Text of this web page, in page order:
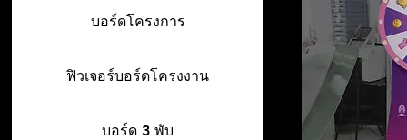
บอร์ดโครงการ
ฟิวเจอร์บอร์ดโครงงาน
บอร์ด 3 พับ